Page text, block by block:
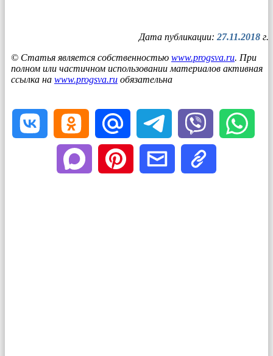
Дата публикации:27.11.2018 г.
© Статья является собственностью www.progsva.ru. При
полном или частичном использовании материалов активная
ссылка на www.progsva.ru обязательна